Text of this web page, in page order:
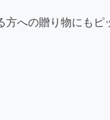
への贈り物にもピ